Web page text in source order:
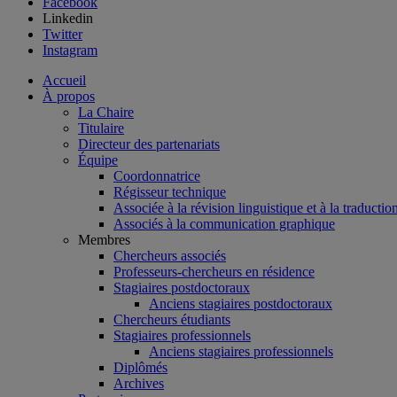
Linkedin
Twitter
Instagram
Accueil
À propos
La Chaire
Titulaire
Directeur des partenariats
Équipe
Coordonnatrice
Régisseur technique
Associée à la révision linguistique et à la
Associés à la communication graphique
Membres
Chercheurs associés
Professeurs-chercheurs en résidence
Stagiaires postdoctoraux
Anciens stagiaires postdoctoraux
Chercheurs étudiants
Stagiaires professionnels
Anciens stagiaires professionnels
Diplômés
Archives